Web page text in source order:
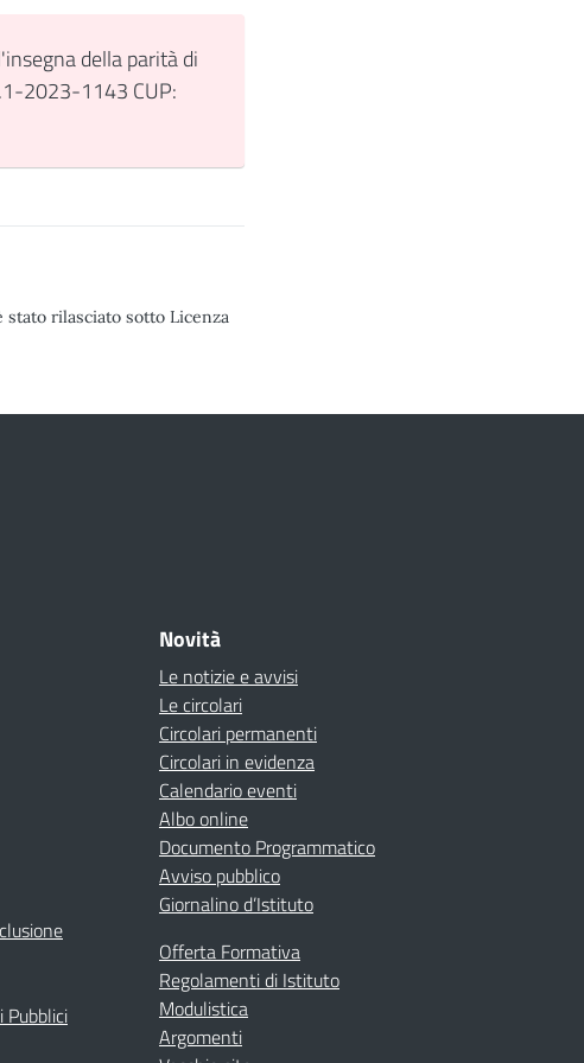
della parità di
2023-1143 CUP:
rilasciato sotto Licenza
Novità
Le notizie e avvisi
Le circolari
Circolari permanenti
Circolari in evidenza
Calendario eventi
Albo online
Documento Programmatico
Avviso pubblico
Giornalino d’Istituto
Offerta Formativa
Regolamenti di Istituto
Modulistica
Argomenti